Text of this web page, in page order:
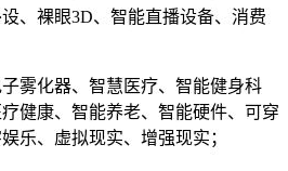
、裸眼3D、智能直播设备、消费
雾化器、智慧医疗、智能健身科
健康、智能养老、智能硬件、可穿
乐、虚拟现实、增强现实；